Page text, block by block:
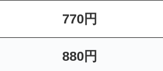
770円
880円